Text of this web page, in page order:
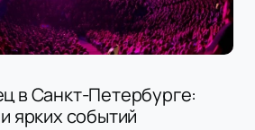
в Санкт-Петербурге:
ярких событий